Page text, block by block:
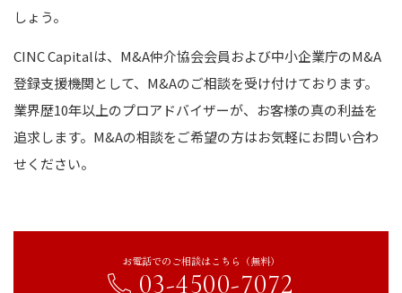
しょう。
CINC Capitalは、M&A仲介協会会員および中小企業庁のM&A
登録支援機関として、M&Aのご相談を受け付けております。
業界歴10年以上のプロアドバイザーが、お客様の真の利益を
追求します。M&Aの相談をご希望の方はお気軽にお問い合わ
せください。
お電話でのご相談はこちら（無料）
03-4500-7072